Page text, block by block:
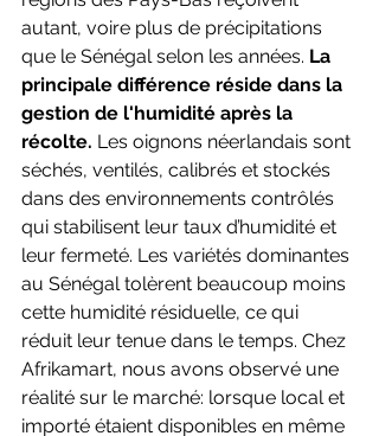
autant, voire plus de précipitations
que le Sénégal selon les années. La
principale différence réside dans la
gestion de l'humidité après la
récolte. Les oignons néerlandais sont
séchés, ventilés, calibrés et stockés
dans des environnements contrôlés
qui stabilisent leur taux d’humidité et
leur fermeté. Les variétés dominantes
au Sénégal tolèrent beaucoup moins
cette humidité résiduelle, ce qui
réduit leur tenue dans le temps. Chez
Afrikamart, nous avons observé une
réalité sur le marché: lorsque local et
importé étaient disponibles en même